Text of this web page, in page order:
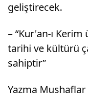
geliştirecek.
– “Kur'an-ı
tarihi ve kültürü
sahiptir”
Yazma Mushaflar